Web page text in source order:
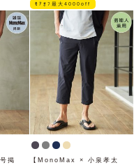
掲
ﾓｱｵﾌ最大4000off
【MonoMax × 小泉孝太